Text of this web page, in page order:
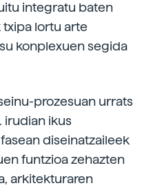
integratu baten
lortu arte
konplexuen segida
prozesuan urrats
irudian ikus
diseinatzaileek
funtzioa zehazten
arkitekturaren